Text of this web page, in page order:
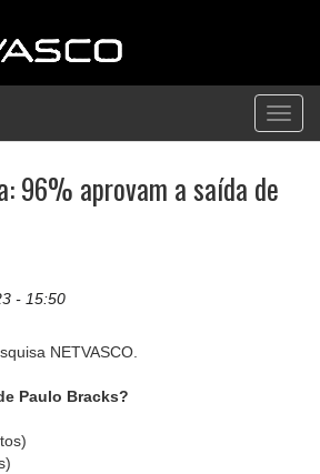
96% aprovam a saída de
- 15:50
NETVASCO.
Paulo Bracks?